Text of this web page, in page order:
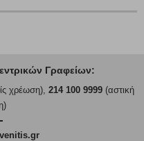
Γραφείων:
χρέωση), 214 100 9999(αστική